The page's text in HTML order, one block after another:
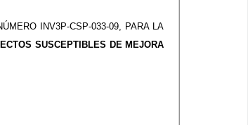
INV3P-CSP-033-09, PARA LA
SUSCEPTIBLES DE MEJORA